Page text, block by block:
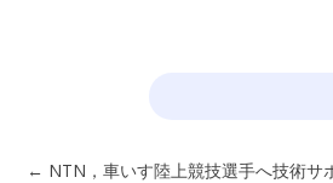
← NTN，車いす陸上競技選手へ技術サ